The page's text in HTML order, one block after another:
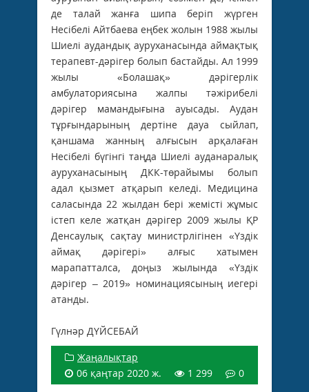
де талай жанға шипа беріп жүрген
Несібелі Айтбаева еңбек жолын 1988 жылы
Шиелі аудандық ауруханасында аймақтық
терапевт-дәрігер болып бастайды. Ал 1999
жылы «Болашақ» дәрігерлік
амбулаториясына жалпы тәжірибелі
дәрігер мамандығына ауысады. Аудан
тұрғындарының дертіне дауа сыйлап,
қаншама жанның алғысын арқалаған
Несібелі бүгінгі таңда Шиелі ауданаралық
ауруханасының ДКК-төрайымы болып
адал қызмет атқарып келеді. Медицина
саласында 22 жылдан бері жемісті жұмыс
істеп келе жатқан дәрігер 2009 жылы ҚР
Денсаулық сақтау министрлігінен «Үздік
аймақ дәрігері» алғыс хатымен
марапатталса, доңыз жылында «Үздік
дәрігер – 2019» номинациясының иегері
атанды.
Гүлнәр ДҮЙСЕБАЙ
Жаңалықтар
06 қаңтар 2020 ж.
1 299 0